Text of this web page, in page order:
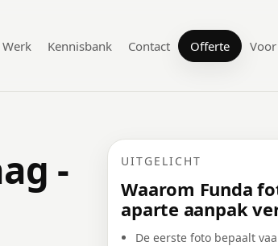
Werk Kennisbank Contact Offerte
- UITGELICHT
Waarom Funda
aparte aanpak
De eerste foto bepaalt